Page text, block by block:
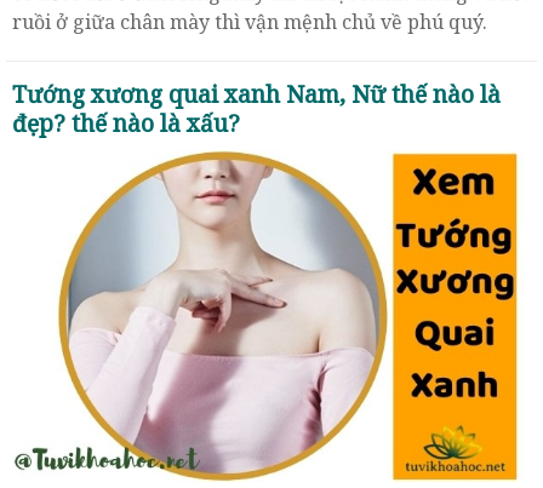
ruồi ở giữa chân mày thì vận mệnh chủ về phú quý.
Tướng xương quai xanh Nam, Nữ thế nào là
đẹp? thế nào là xấu?